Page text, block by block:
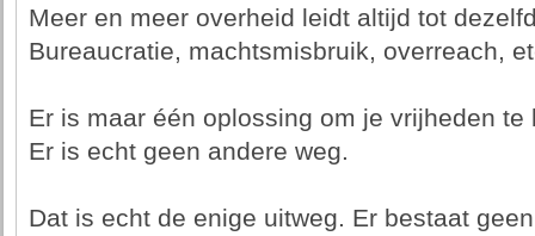
Meer en meer overheid leidt altijd tot
Bureaucratie, machtsmisbruik, overreach,
Er is maar één oplossing om je vrijheden
Er is echt geen andere weg.
Dat is echt de enige uitweg. Er bestaat